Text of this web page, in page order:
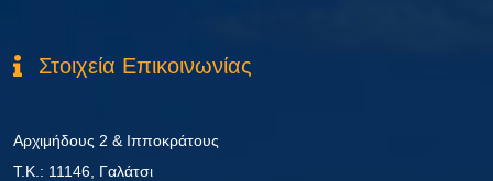
Στοιχεία Επικοινωνίας
Αρχιμήδους 2 & Ιπποκράτους
Τ.Κ.: 11146, Γαλάτσι